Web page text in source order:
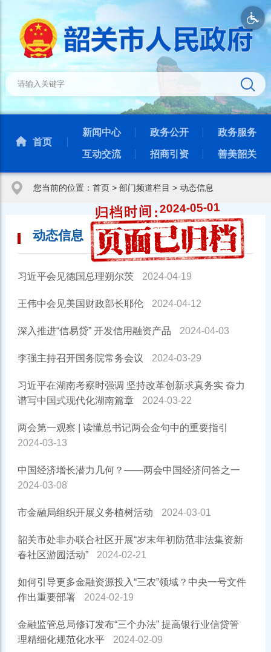
首页
新闻中心 政务公开 政务服务
互动交流 招商引资 善美韶关
您当前的位置： 首页> 部门频道栏目 > 动态信息
动态信息
习近平会见德国总理朔尔茨 2024-04-19
王伟中会见美国财政部长耶伦 2024-04-12
深入推进“信易贷” 开发信用融资产品 2024-04-03
李强主持召开国务院常务会议 2024-03-29
习近平在湖南考察时强调 坚持改革创新求真务实 奋力
谱写中国式现代化湖南篇章
2024-03-22
两会第一观察 | 读懂总书记两会金句中的重要指引
2024-03-13
中国经济增长潜力几何？——两会中国经济问答之一
2024-03-08
市金融局组织开展义务植树活动 2024-03-01
韶关市处非办联合社区开展“岁末年初防范非法集资新
春社区游园活动”
2024-02-21
如何引导更多金融资源投入“三农”领域？中央一号文件
作出重要部署
2024-02-19
金融监管总局修订发布“三个办法” 提高银行业信贷管
理精细化规范化水平
2024-02-09
2024-05-01